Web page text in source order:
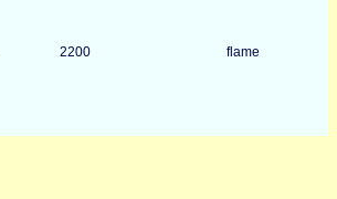
2200 flame